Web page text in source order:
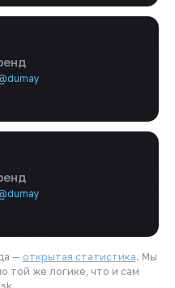
— открытая статистика. Мы
той же логике, что и сам